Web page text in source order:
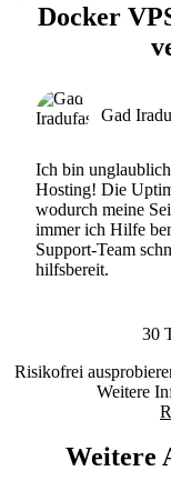
Docker
Gad
Ich bin
Hosting! Die
wodurch meine
immer ich Hilfe
Support-Team
hilfsbereit.
30
Risikofrei
Weitere
Weitere